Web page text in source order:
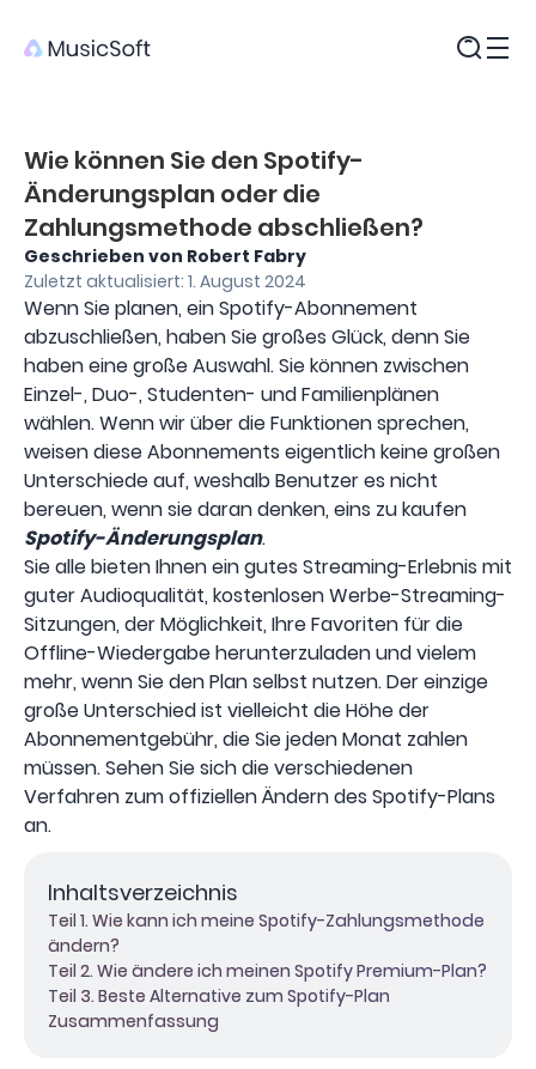
Wie können Sie den Spotify-
Änderungsplan oder die
Zahlungsmethode abschließen?
Geschrieben von Robert Fabry
Zuletzt aktualisiert: 1. August 2024
Wenn Sie planen, ein Spotify-Abonnement
abzuschließen, haben Sie großes Glück, denn Sie
haben eine große Auswahl. Sie können zwischen
Einzel-, Duo-, Studenten- und Familienplänen
wählen. Wenn wir über die Funktionen sprechen,
weisen diese Abonnements eigentlich keine großen
Unterschiede auf, weshalb Benutzer es nicht
bereuen, wenn sie daran denken, eins zu kaufen
Spotify-Änderungsplan.
Sie alle bieten Ihnen ein gutes Streaming-Erlebnis mit
guter Audioqualität, kostenlosen Werbe-Streaming-
Sitzungen, der Möglichkeit, Ihre Favoriten für die
Offline-Wiedergabe herunterzuladen und vielem
mehr, wenn Sie den Plan selbst nutzen. Der einzige
große Unterschied ist vielleicht die Höhe der
Abonnementgebühr, die Sie jeden Monat zahlen
müssen. Sehen Sie sich die verschiedenen
Verfahren zum offiziellen Ändern des Spotify-Plans
an.
Inhaltsverzeichnis
Teil 1. Wie kann ich meine Spotify-Zahlungsmethode
ändern?
Teil 2. Wie ändere ich meinen Spotify Premium-Plan?
Teil 3. Beste Alternative zum Spotify-Plan
Zusammenfassung